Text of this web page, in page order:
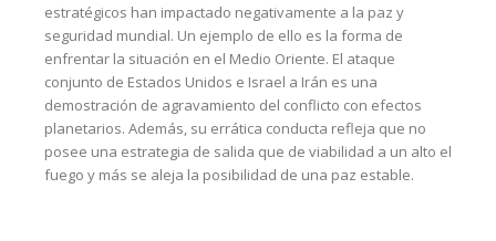
estratégicos han impactado negativamente a la paz y
seguridad mundial. Un ejemplo de ello es la forma de
enfrentar la situación en el Medio Oriente. El ataque
conjunto de Estados Unidos e Israel a Irán es una
demostración de agravamiento del conflicto con efectos
planetarios. Además, su errática conducta refleja que no
posee una estrategia de salida que de viabilidad a un alto el
fuego y más se aleja la posibilidad de una paz estable.